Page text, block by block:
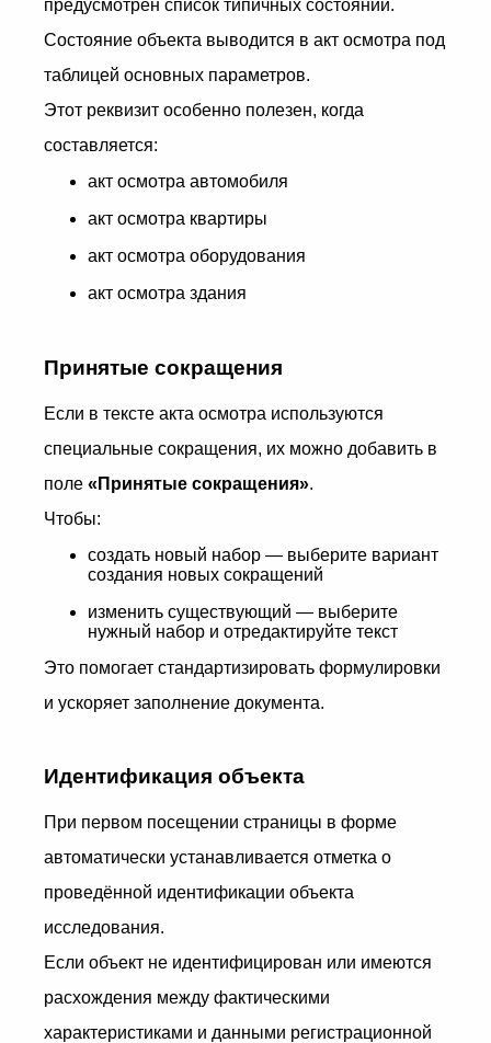
предусмотрен список типичных состояний.
Состояние объекта выводится в акт осмотра под
таблицей основных параметров.
Этот реквизит особенно полезен, когда
составляется:
акт осмотра автомобиля
акт осмотра квартиры
акт осмотра оборудования
акт осмотра здания
Принятые сокращения
Если в тексте акта осмотра используются
специальные сокращения, их можно добавить в
поле «Принятые сокращения».
Чтобы:
создать новый набор — выберите вариант
создания новых сокращений
изменить существующий — выберите
нужный набор и отредактируйте текст
Это помогает стандартизировать формулировки
и ускоряет заполнение документа.
Идентификация объекта
При первом посещении страницы в форме
автоматически устанавливается отметка о
проведённой идентификации объекта
исследования.
Если объект не идентифицирован или имеются
расхождения между фактическими
характеристиками и данными регистрационной